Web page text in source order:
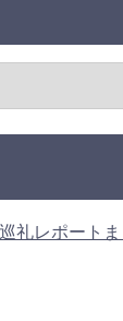
礼レポート